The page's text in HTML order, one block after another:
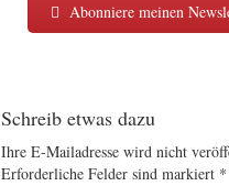
Abonniere meinen
Schreib etwas dazu
Ihre E-Mailadresse wird nicht
Erforderliche Felder sind markiert *